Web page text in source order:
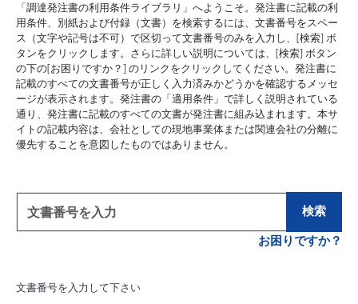
「調達発注書の利用条件ライブラリ」へようこそ。発注書に記載の利
用条件、別紙および付録（文書）を検索するには、文書番号をスペー
ス（文字や記号は不可）で区切って文書番号のみを入力し、[検索] ボ
タンをクリックします。さらに詳しい説明については、[検索] ボタン
の下の[お困りですか？] のリンクをクリックしてください。発注書に
記載のすべての文書番号が正しく入力済みかどうかを確認するメッセ
ージが表示されます。発注書の「適用条件」で詳しく説明されている
通り、発注書に記載のすべての文書が発注書に組み込まれます。本サ
イトの記載内容は、会社としての現地事業体または関連会社の分離に
優先することを意図したものではありません。
検索
お困りですか？
文書番号を入力して下さい